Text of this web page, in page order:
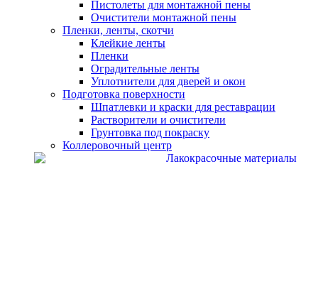
Пистолеты для монтажной пены
Очистители монтажной пены
Пленки, ленты, скотчи
Клейкие ленты
Пленки
Оградительные ленты
Уплотнители для дверей и окон
Подготовка поверхности
Шпатлевки и краски для реставрации
Растворители и очистители
Грунтовка под покраску
Коллеровочный центр